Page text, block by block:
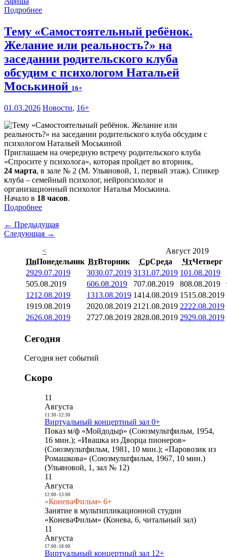
Подробнее
Тему «Самостоятельный ребёнок.
Желание или реальность?» на
заседании родительского клуба
обсудим с психологом Натальей
Моськиной 16+
01.03.2026 Новости, 16+
Приглашаем на очередную встречу родительского клуба
«Спросите у психолога», которая пройдет во вторник,
24 марта, в зале № 2 (М. Ульяновой, 1, первый этаж). Спикер
клуба – семейный психолог, нейропсихолог и
организационный психолог Наталья Моськина.
Начало в 18 часов.
Подробнее
← Предыдущая
Следующая →
<
Август 2019
ПнПонедельник ВтВторник СрСреда ЧтЧетверг
2929.07.2019 3030.07.2019 3131.07.2019 101.08.2019
505.08.2019 606.08.2019 707.08.2019 808.08.2019
1212.08.2019 1313.08.2019 1414.08.2019 1515.08.2019
1919.08.2019 2020.08.2019 21 21.08.2019 2222.08.2019
2626.08.2019 2727.08.2019 2828.08.2019 2929.08.2019
Сегодня
Сегодня нет событий
Скоро
11
Августа
11:30- 12:30
Виртуальный концертный зал 0+
Показ м/ф «Мойдодыр» (Союзмультфильм, 1954,
16 мин.); «Ивашка из Дворца пионеров»
(Союзмультфильм, 1981, 10 мин.); «Паровозик из
Ромашкова» (Союзмультфильм, 1967, 10 мин.)
(Ульяновой, 1, зал № 12)
11
Августа
12:00- 13:00
«КоневаФильм» 6+
Занятие в мультипликационной студии
«КоневаФильм» (Конева, 6, читальный зал)
11
Августа
17:00- 18:00
Виртуальный концертный зал 12+